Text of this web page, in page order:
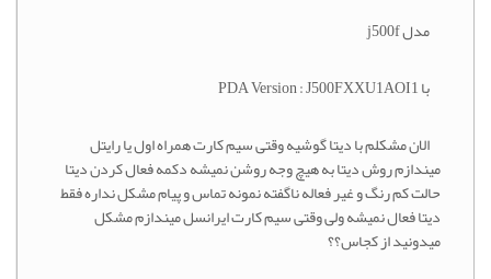
مدل j500f
با PDA Version : J500FXXU1AOI1
الان مشکلم با دیتا گوشیه وقتی سیم کارت همراه اول یا رایتل
میندازم روش دیتا به هیچ وجه روشن نمیشه دکمه فعال کردن دیتا
حالت کم رنگ و غیر فعاله ناگفته نمونه تماس و پیام مشکل نداره فقط
دیتا فعال نمیشه ولی وقتی سیم کارت ایرانسل میندازم مشکل
میدونید از کجاس؟؟